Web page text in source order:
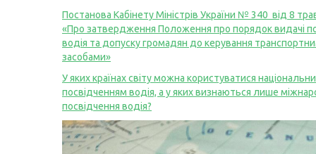
Постанова Кабінету Міністрів України № 340 від 8
«Про затвердження Положення про порядок видачі
водія та допуску громадян до керування
засобами»
У яких країнах світу можна користуватися
посвідченням водія, а у яких визнаються лише
посвідчення водія?